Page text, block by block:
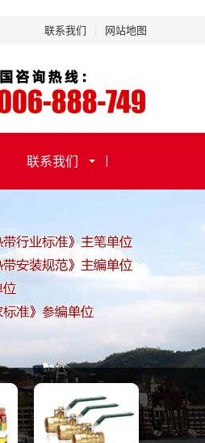
联系我们 网站地图
联系我们